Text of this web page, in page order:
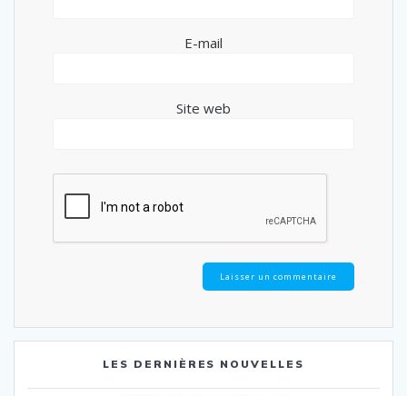
E-mail
Site web
LES DERNIÈRES NOUVELLES